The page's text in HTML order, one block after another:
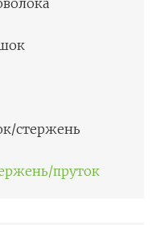
стержень
пруток